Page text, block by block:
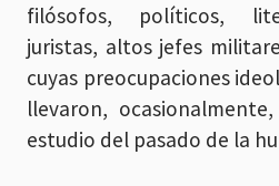
filósofos, políticos,
juristas, altos jefes
cuyas preocupaciones
llevaron,
estudio del pasado de la